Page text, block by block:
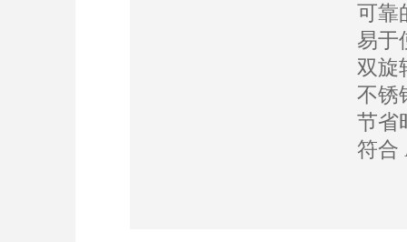
可靠
易于
双旋
不锈
节省
符合